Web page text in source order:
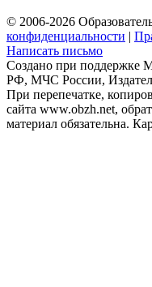
© 2006-2026
конфиденциальности |
Написать письмо
Создано при поддержке
РФ, МЧС России,
При перепечатке,
сайта www.obzh.net,
материал обязательна.